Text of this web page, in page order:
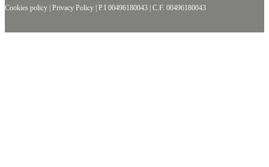
Cookies policy | Privacy Policy | P.I 00496180043 | C.F. 00496180043